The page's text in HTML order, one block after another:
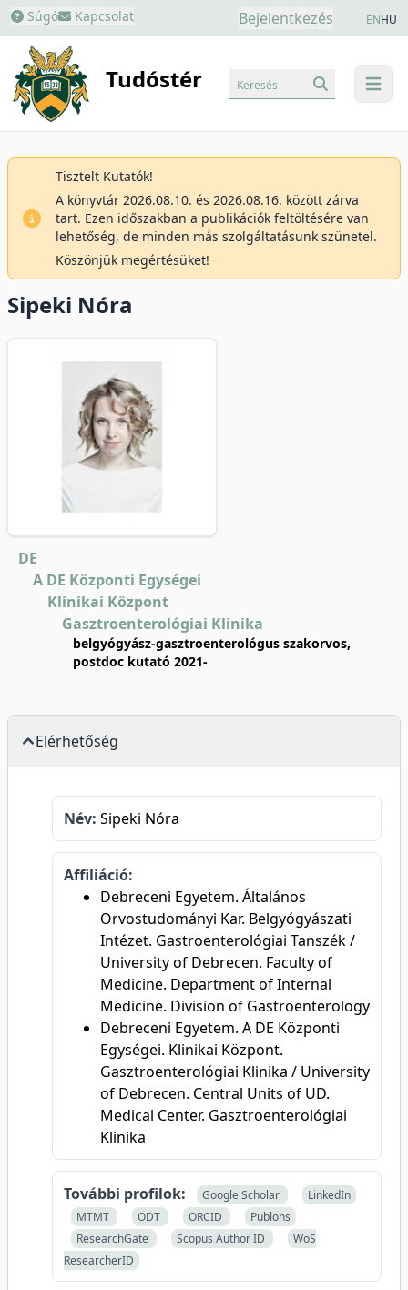
Súgó Kapcsolat Bejelentkezés ENHU
Tudóstér menu
Keresés
Tisztelt Kutatók!
A könyvtár 2026.08.10. és 2026.08.16. között zárva
tart. Ezen időszakban a publikációk feltöltésére van
lehetőség, de minden más szolgáltatásunk szünetel.
Köszönjük megértésüket!
Sipeki Nóra
DE
A DE Központi Egységei
Klinikai Központ
Gasztroenterológiai Klinika
belgyógyász-gasztroenterológus szakorvos,
postdoc kutató 2021-
Elérhetőség
Név: Sipeki Nóra
Affiliáció:
Debreceni Egyetem. Általános
Orvostudományi Kar. Belgyógyászati
Intézet. Gastroenterológiai Tanszék /
University of Debrecen. Faculty of
Medicine. Department of Internal
Medicine. Division of Gastroenterology
Debreceni Egyetem. A DE Központi
Egységei. Klinikai Központ.
Gasztroenterológiai Klinika / University
of Debrecen. Central Units of UD.
Medical Center. Gasztroenterológiai
Klinika
További profilok: Google Scholar
LinkedIn
MTMT
ODT ORCID
Publons
ResearchGate
Scopus Author ID
WoS
ResearcherID